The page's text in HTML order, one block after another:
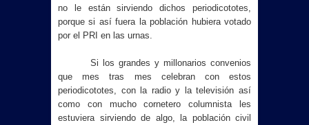
no le están sirviendo dichos periodicototes,
porque si así fuera la población hubiera votado
por el PRI en las urnas.
Si los grandes y millonarios convenios
que mes tras mes celebran con estos
periodicototes, con la radio y la televisión así
como con mucho cornetero columnista les
estuviera sirviendo de algo, la población civil